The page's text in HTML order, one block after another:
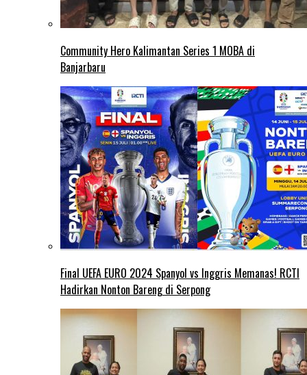
Community Hero Kalimantan Series 1 MOBA di
Banjarbaru
Final UEFA EURO 2024 Spanyol vs Inggris Memanas! RCTI
Hadirkan Nonton Bareng di Serpong